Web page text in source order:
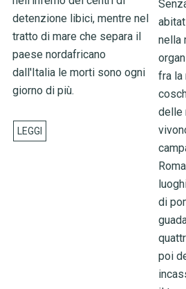
detenzione libici, mentre nel
tratto di mare che separa il
paese nordafricano
dall'Italia le morti sono ogni
giorno di più.
nella
fra la
delle
di
poi